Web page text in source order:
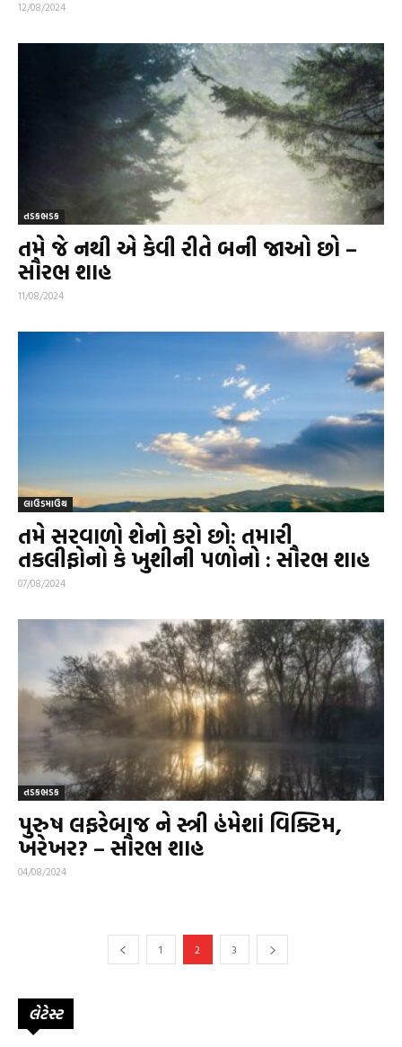
12/08/2024
તડકભડક
તમે જે નથી એ કેવી રીતે બની જાઓ છો –
સૌરભ શાહ
11/08/2024
લાઉડમાઉથ
તમે સરવાળો શેનો કરો છો: તમારી
તકલીફોનો કે ખુશીની પળોનો : સૌરભ શાહ
07/08/2024
તડકભડક
પુરુષ લફરેબાજ ને સ્ત્રી હંમેશાં વિક્ટિમ,
ખરેખર? – સૌરભ શાહ
04/08/2024
1 2 3
લેટેસ્ટ